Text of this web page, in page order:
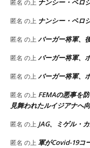
匿名 の上 ナンシー・ペロ
匿名 の上 ナンシー・ペロ
匿名 の上バーガー将軍、
匿名 の上バーガー将軍、
匿名 の上バーガー将軍、
匿名 の上 FEMAの悪事を
見舞われたルイジアナへ
匿名 の上 JAG、ミゲル・
匿名 の上軍がCovid-19コ